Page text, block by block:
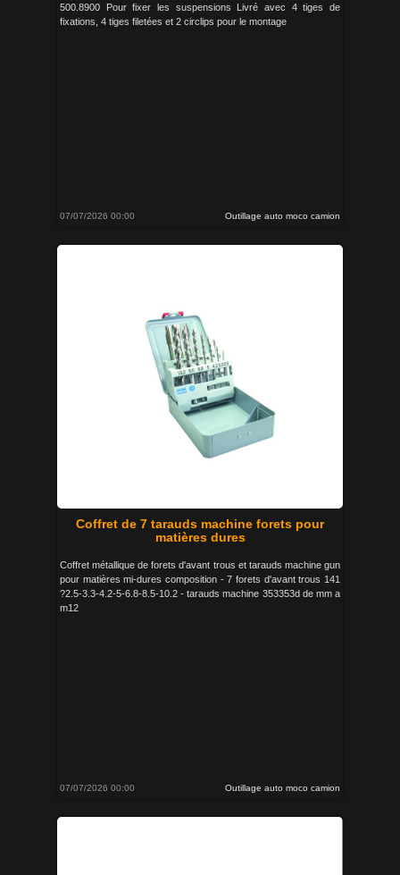
500.8900 Pour fixer les suspensions Livré avec 4 tiges de
fixations, 4 tiges filetées et 2 circlips pour le montage
07/07/2026 00:00 Outillage auto moco camion
Coffret de 7 tarauds machine forets pour
matières dures
Coffret métallique de forets d'avant trous et tarauds machine gun
pour matières mi-dures composition - 7 forets d'avant trous 141
?2.5-3.3-4.2-5-6.8-8.5-10.2 - tarauds machine 353353d de mm a
m12
07/07/2026 00:00 Outillage auto moco camion